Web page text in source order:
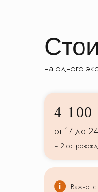
на одного
4 100
от 17 до
+ 2
Важно: